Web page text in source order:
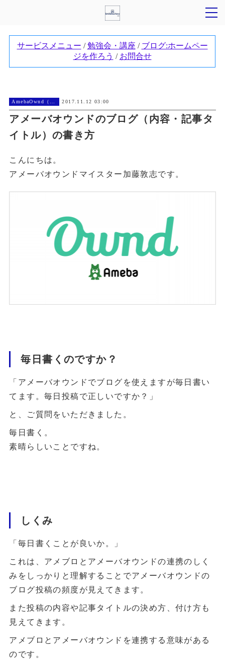
2017.11.12 03:00
アメーバオウンドのブログ（内容・記事タ
イトル）の書き方
こんにちは。
アメーバオウンドマイスター加藤敦志です。
毎日書くのですか？
「アメーバオウンドでブログを使えますが毎日書い
てます。毎日投稿で正しいですか？」
と、ご質問をいただきました。
毎日書く。
素晴らしいことですね。
しくみ
「毎日書くことが良いか。」
これは、アメブロとアメーバオウンドの連携のしく
みをしっかりと理解することでアメーバオウンドの
ブログ投稿の頻度が見えてきます。
また投稿の内容や記事タイトルの決め方、付け方も
見えてきます。
アメブロとアメーバオウンドを連携する意味がある
のです。